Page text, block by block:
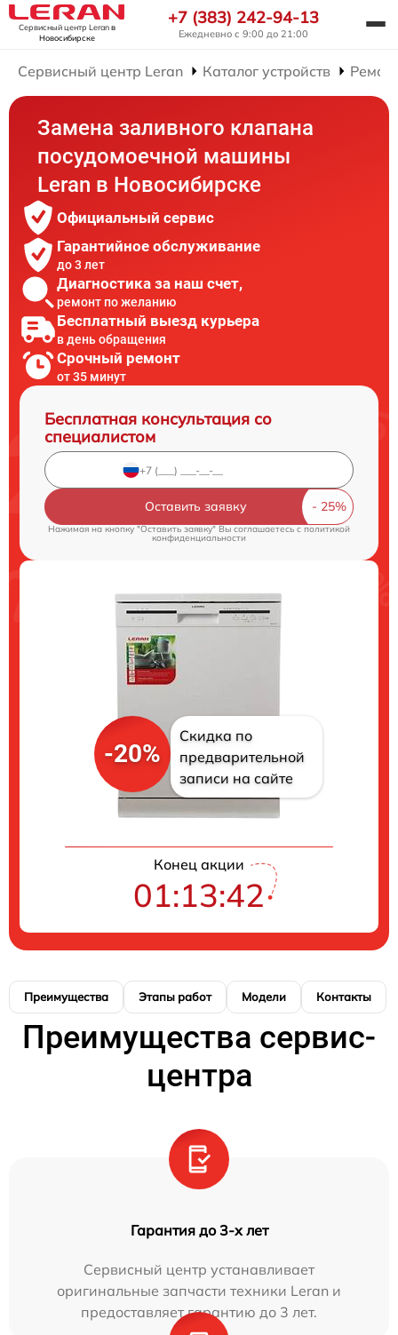
Сервисный центр Leranв
Новосибирске
+7 (383) 242-94-13
Ежедневно с 9:00 до 21:00
Сервисный центр Leran Каталог устройств
Замена заливного клапана
посудомоечной машины
Leran в Новосибирске
Официальный сервис
Гарантийное обслуживание
до 3 лет
Диагностика за наш счет,
ремонт по желанию
Бесплатный выезд курьера
в день обращения
Срочный ремонт
от 35 минут
Бесплатная консультация со
специалистом
Оставить заявку
Нажимая на кнопку "Оставить заявку" Вы соглашаетесь c политикой
конфиденциальности
-20%
Скидка по
предварительной
записи на сайте
Конец акции
01:13:41
Преимущества Этапы работ Модели Контакты
Преимущества сервис-
центра
Гарантия до 3-х лет
Сервисный центр устанавливает
оригинальные запчасти техники Leran и
предоставляет гарантию до 3 лет.